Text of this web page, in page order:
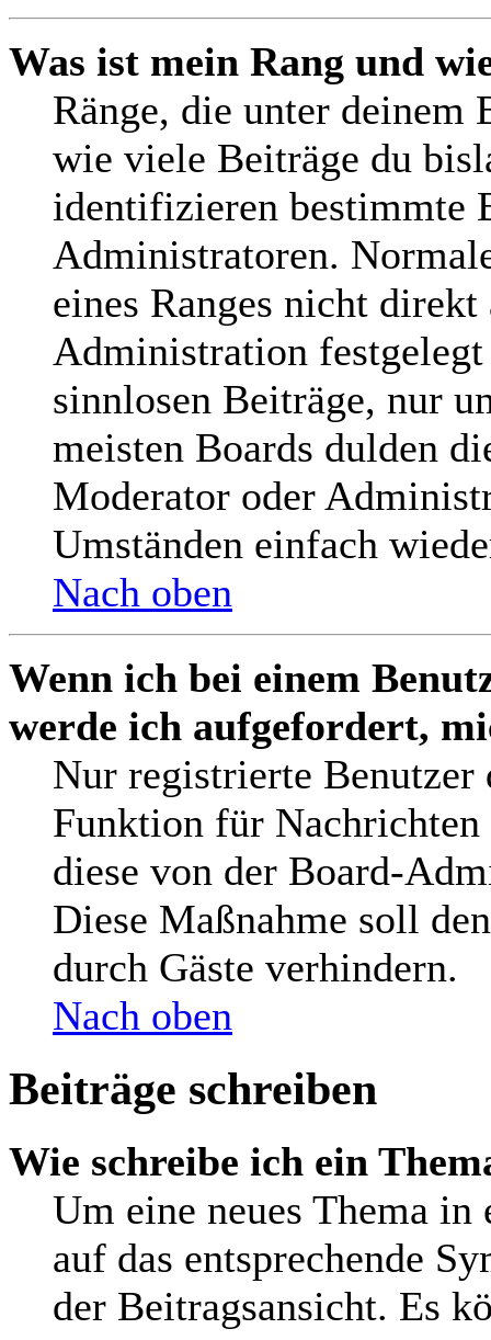
Was ist mein Rang und
Ränge, die unter deinem
wie viele Beiträge du
identifizieren bestimmte
Administratoren.
eines Ranges nicht
Administration
sinnlosen Beiträge, nur
meisten Boards dulden
Moderator oder
Umständen einfach
Nach oben
Wenn ich bei einem
werde ich aufgefordert,
Nur registrierte
Funktion für Nachrichten
diese von der Board-
Diese Maßnahme soll
durch Gäste verhindern.
Nach oben
Beiträge schreiben
Wie schreibe ich ein
Um eine neues Thema
auf das entsprechende
der Beitragsansicht. Es